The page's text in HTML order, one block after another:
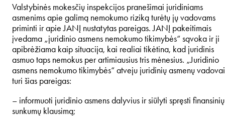
Valstybinės mokesčių inspekcijos pranešimai juridiniams
asmenims apie galimą nemokumo riziką turėtų jų vadovams
priminti ir apie JANĮ nustatytas pareigas. JANĮ pakeitimais
įvedama „juridinio asmens nemokumo tikimybės“ sąvoka ir ji
apibrėžiama kaip situacija, kai realiai tikėtina, kad juridinis
asmuo taps nemokus per artimiausius tris mėnesius. „Juridinio
asmens nemokumo tikimybės“ atveju juridinių asmenų vadovai
turi šias pareigas:
– informuoti juridinio asmens dalyvius ir siūlyti spręsti finansinių
sunkumų klausimą;